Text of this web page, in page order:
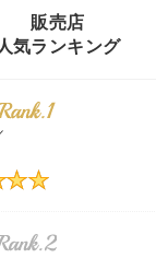
クス
ヨダ兄弟商会
合同会社：「茨城中古
売」
販売店
人気ランキング